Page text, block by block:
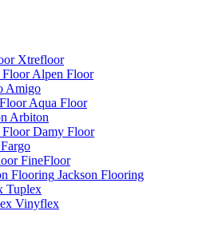
Xtrefloor
Alpen Floor
Amigo
Aqua Floor
Arbiton
Damy Floor
Fargo
FineFloor
Jackson Flooring
Tuplex
Vinyflex